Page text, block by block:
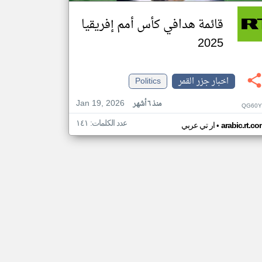
قائمة هدافي كأس أمم إفريقيا
2025
اخبار جزر القمر
Politics
Jan 19, 2026
منذ ٦ أشهر
ار تي عربي• عدد الكلمات: ١٤١